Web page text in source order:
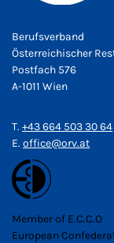
Berufsverband
Österreichischer
Postfach 576
A-1011 Wien
T. +43 664 503 30 64
E. office@orv.at
Member of E.C.C.O
European